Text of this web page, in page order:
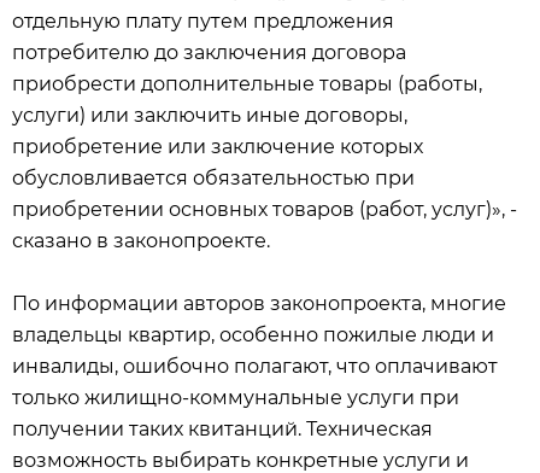
отдельную плату путем предложения
потребителю до заключения договора
приобрести дополнительные товары (работы,
услуги) или заключить иные договоры,
приобретение или заключение которых
обусловливается обязательностью при
приобретении основных товаров (работ, услуг)», -
сказано в законопроекте.
По информации авторов законопроекта, многие
владельцы квартир, особенно пожилые люди и
инвалиды, ошибочно полагают, что оплачивают
только жилищно-коммунальные услуги при
получении таких квитанций. Техническая
возможность выбирать конкретные услуги и